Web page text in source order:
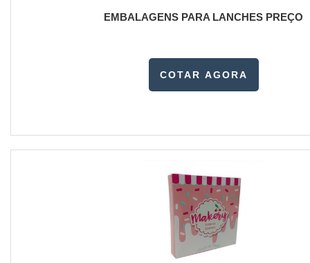
EMBALAGENS PARA LANCHES PREÇO
COTAR AGORA